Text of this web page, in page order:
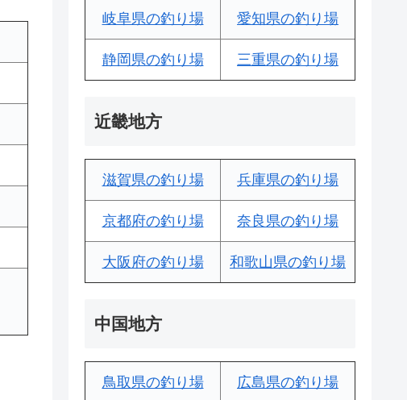
岐阜県の釣り場 愛知県の釣り場
静岡県の釣り場 三重県の釣り場
近畿地方
滋賀県の釣り場 兵庫県の釣り場
京都府の釣り場 奈良県の釣り場
大阪府の釣り場 和歌山県の釣り場
中国地方
鳥取県の釣り場 広島県の釣り場